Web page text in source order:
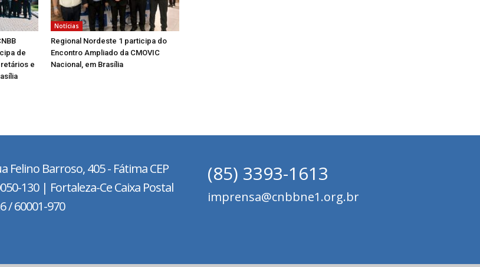
de
e
Notícias
Regional Nordeste 1 participa do
Encontro Ampliado da CMOVIC
Nacional, em Brasília
Felino Barroso, 405 - FátimaCEP
130 | Fortaleza-Ce Caixa Postal
/ 60001-970
(85) 3393-1613
imprensa@cnbbne1.org.br